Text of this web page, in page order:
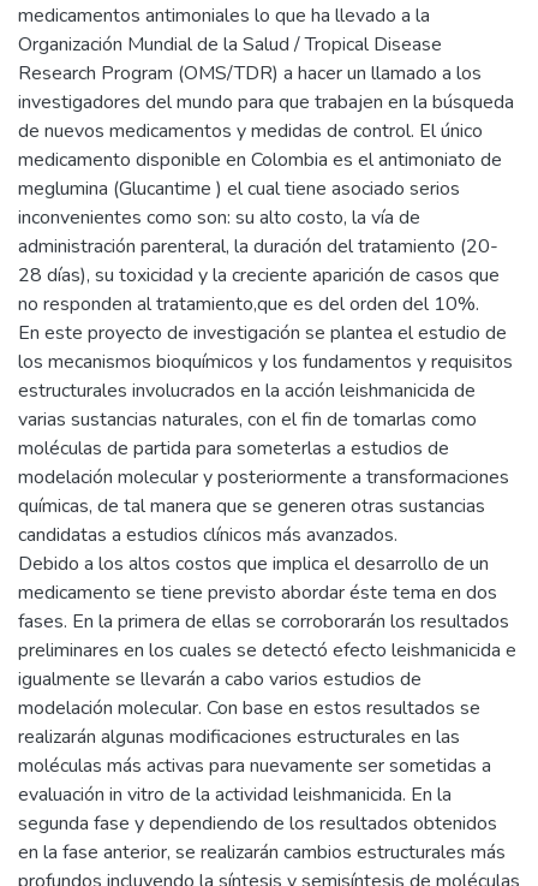
medicamentos antimoniales lo que ha llevado a la
Organización Mundial de la Salud / Tropical Disease
Research Program (OMS/TDR) a hacer un llamado a los
investigadores del mundo para que trabajen en la búsqueda
de nuevos medicamentos y medidas de control. El único
medicamento disponible en Colombia es el antimoniato de
meglumina (Glucantime ) el cual tiene asociado serios
inconvenientes como son: su alto costo, la vía de
administración parenteral, la duración del tratamiento (20-
28 días), su toxicidad y la creciente aparición de casos que
no responden al tratamiento,que es del orden del 10%.
En este proyecto de investigación se plantea el estudio de
los mecanismos bioquímicos y los fundamentos y requisitos
estructurales involucrados en la acción leishmanicida de
varias sustancias naturales, con el fin de tomarlas como
moléculas de partida para someterlas a estudios de
modelación molecular y posteriormente a transformaciones
químicas, de tal manera que se generen otras sustancias
candidatas a estudios clínicos más avanzados.
Debido a los altos costos que implica el desarrollo de un
medicamento se tiene previsto abordar éste tema en dos
fases. En la primera de ellas se corroborarán los resultados
preliminares en los cuales se detectó efecto leishmanicida e
igualmente se llevarán a cabo varios estudios de
modelación molecular. Con base en estos resultados se
realizarán algunas modificaciones estructurales en las
moléculas más activas para nuevamente ser sometidas a
evaluación in vitro de la actividad leishmanicida. En la
segunda fase y dependiendo de los resultados obtenidos
en la fase anterior, se realizarán cambios estructurales más